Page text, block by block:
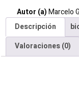
Autor (a)Marcelo
Descripción
Valoraciones (0)